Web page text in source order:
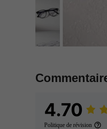
4.70
Politique de révision